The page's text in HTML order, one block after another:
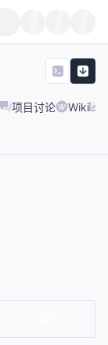
项目讨论 Wiki